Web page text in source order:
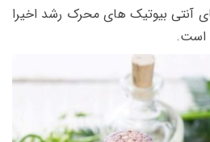
آنتی بیوتیک های محرک رشد اخیرا
است.